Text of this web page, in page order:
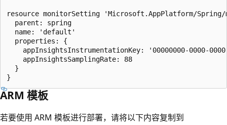
resource monitorSetting 'Microsoft.AppPlatform/Spring/
  parent: spring
  name: 'default'
  properties: {
appInsightsInstrumentationKey: '00000000-0000-
    appInsightsSamplingRate: 88
  }
ARM 模板
若要使用 ARM 模板进行部署，请将以下内容复制到